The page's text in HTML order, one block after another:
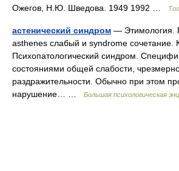
Ожегов, Н.Ю. Шведова. 1949 1992 …
астенический синдром — Этимология.
asthenes слабый и syndrome сочетание.
Психопатологический синдром.
состояниями общей слабости,
раздражительности. Обычно при этом
нарушение… …
Большая психологическая